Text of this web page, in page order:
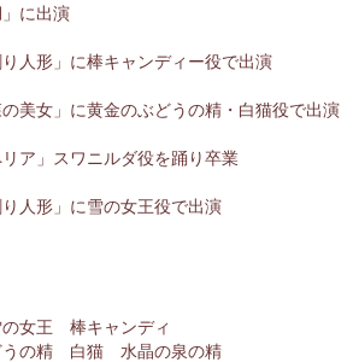
に出演
人形」に棒キャンディー役で出演
美女」に黄金のぶどうの精・白猫役で出演
ア」スワニルダ役を踊り卒業
人形」に雪の女王役で出演
女王 棒キャンディ
うの精 白猫 水晶の泉の精